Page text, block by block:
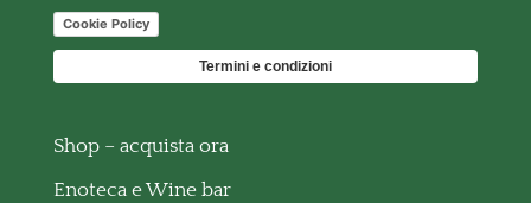
Cookie Policy
Termini e condizioni
Shop – acquista ora
Enoteca e Wine bar